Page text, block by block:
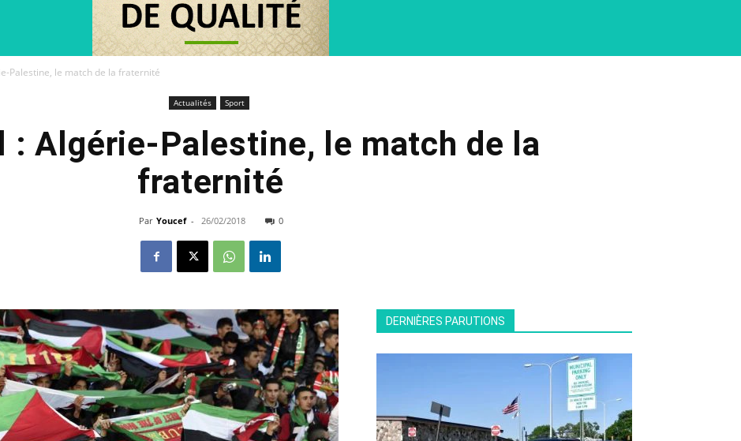
Palestine, le match de la fraternité
Actualités Sport
: Algérie-Palestine, le match de la
fraternité
Par Youcef - 26/02/2018 0
DERNIÈRES PARUTIONS